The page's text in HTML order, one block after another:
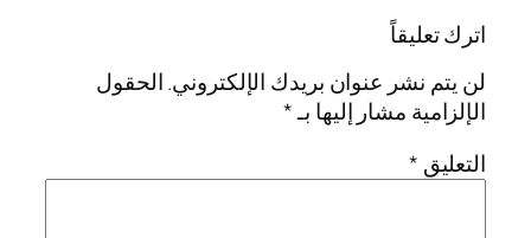
اترك تعليقاً
لن يتم نشر عنوان بريدك الإلكتروني.الحقول
الإلزامية مشار إليها بـ*
التعليق *